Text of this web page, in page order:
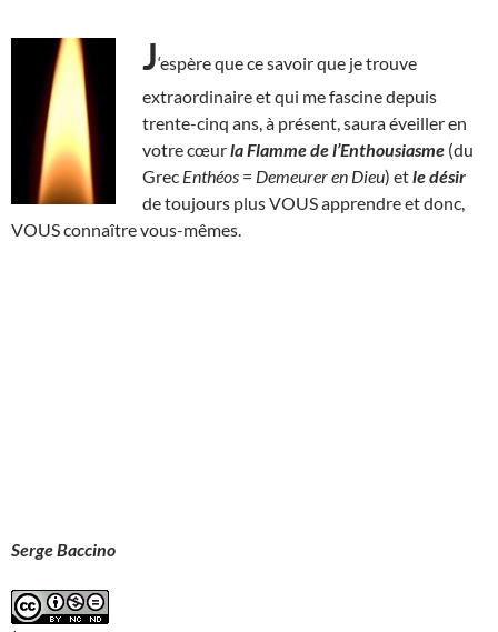
J‘espère que ce savoir que je trouve
extraordinaire et qui me fascine depuis
trente-cinq ans, à présent, saura éveiller en
votre cœurla Flamme de l’Enthousiasme (du
Grec Enthéos = Demeurer en Dieu) etle désir
de toujours plus VOUS apprendre et donc,
VOUS connaître vous-mêmes.
Serge Baccino